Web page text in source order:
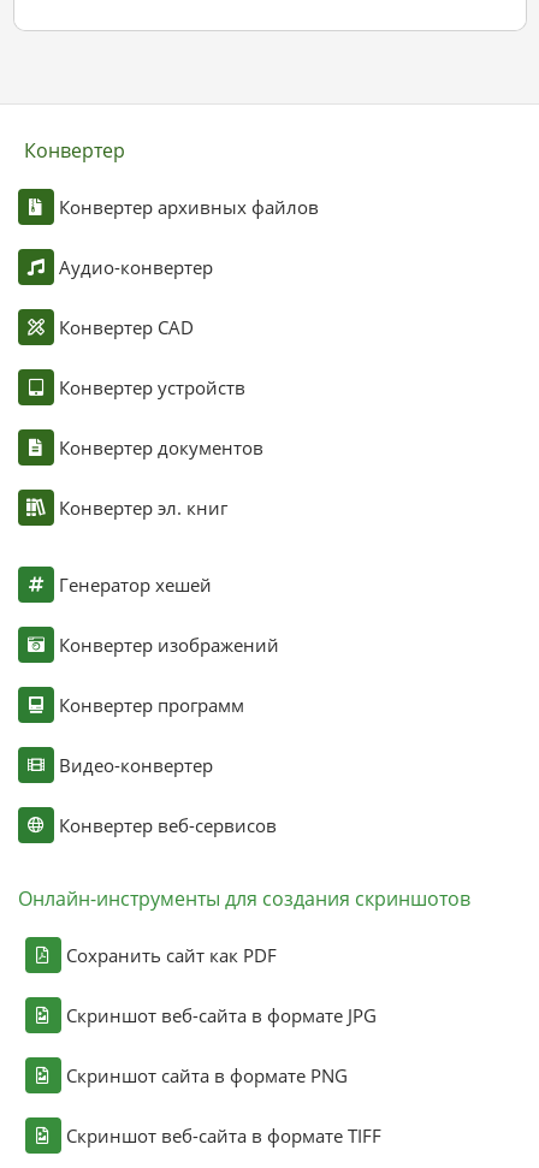
Конвертер
Конвертер архивных файлов
Аудио-конвертер
Конвертер CAD
Конвертер устройств
Конвертер документов
Конвертер эл. книг
Генератор хешей
Конвертер изображений
Конвертер программ
Видео-конвертер
Конвертер веб-сервисов
Онлайн-инструменты для создания скриншотов
Сохранить сайт как PDF
Скриншот веб-сайта в формате JPG
Скриншот сайта в формате PNG
Скриншот веб-сайта в формате TIFF